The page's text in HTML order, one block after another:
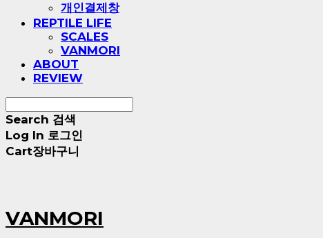
개인결제창
REPTILE LIFE
SCALES
VANMORI
ABOUT
REVIEW
Search 검색
Log In 로그인
Cart장바구니
VANMORI